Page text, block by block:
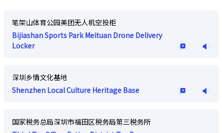
笔架山体育公园美团无人机空投柜
Bijiashan Sports Park Meituan Drone Delivery
Locker
深圳乡情文化基地
Shenzhen Local Culture Heritage Base
国家税务总局深圳市福田区税务局第三税务所